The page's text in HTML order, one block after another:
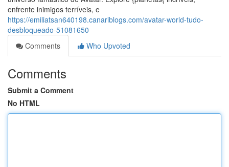
enfrente inimigos terríveis, e
https://emiliatsan640198.canariblogs.com/avatar-world-tudo-
desbloqueado-51081650
Comments
Who Upvoted
Comments
Submit a Comment
No HTML